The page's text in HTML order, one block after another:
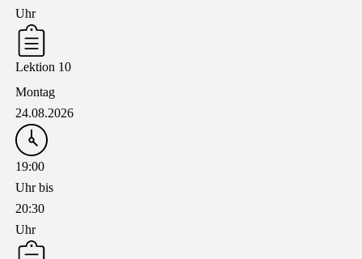
Uhr
Lektion 10
Montag
24.08.2026
19:00
Uhr bis
20:30
Uhr